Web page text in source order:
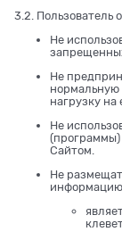
3.2. Пользователь
Не
Не
нормальную
нагрузку на
Не
Сайтом.
Не